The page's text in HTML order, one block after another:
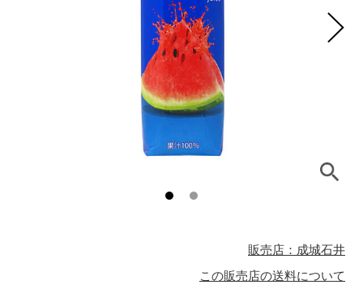
販売店：成城石井
この販売店の送料について